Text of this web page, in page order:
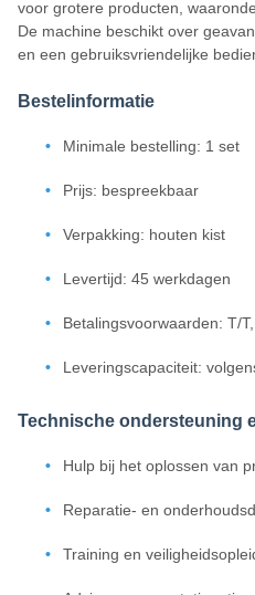
voor grotere producten,
De machine beschikt over
en een gebruiksvriendelijke
Bestelinformatie
Minimale bestelling: 1 set
Prijs: bespreekbaar
Verpakking: houten kist
Levertijd: 45 werkdagen
Betalingsvoorwaarden: T/
Leveringscapaciteit:
Technische ondersteuning
Hulp bij het oplossen van
Reparatie- en
Training en